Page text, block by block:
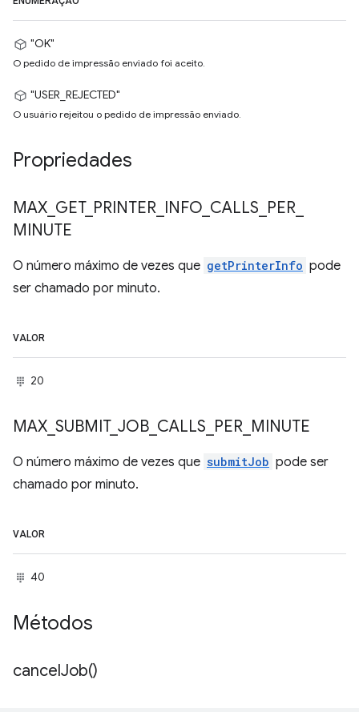
"OK"
O pedido de impressão enviado foi aceito.
"USER_REJECTED"
O usuário rejeitou o pedido de impressão enviado.
Propriedades
MAX GET_ PRINTER INFO CALLS PER
MINUTE
O número máximo de vezes que getPrinterInfo pode
ser chamado por minuto.
VALOR
20
MAX SUBMIT_ JOB CALLS PER MINUTE
O número máximo de vezes que submitJob pode ser
chamado por minuto.
VALOR
40
Métodos
cancelJob()